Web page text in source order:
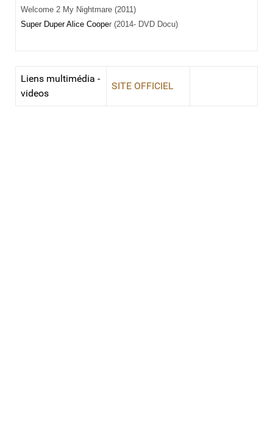
Welcome 2 My Nightmare (2011)
Super Duper Alice Cooper (2014- DVD Docu)
Liens multimédia -
videos
SITE OFFICIEL